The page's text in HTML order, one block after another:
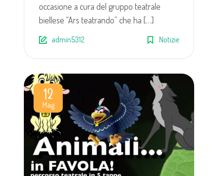
occasione a cura del gruppo teatrale
biellese “Ars teatrando” che ha […]
admin5312 Notizie
12
Mag